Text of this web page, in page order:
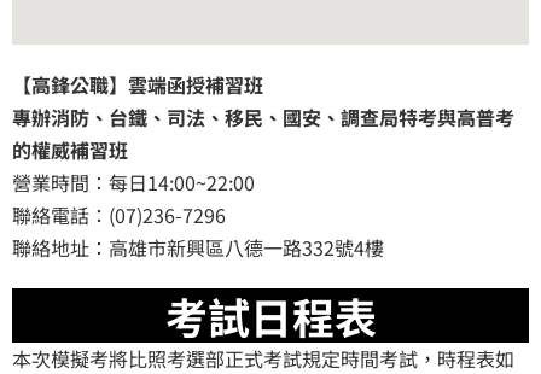
【高鋒公職】雲端函授補習班
專辦消防、台鐵、司法、移民、國安、調查局特考與高普考
的權威補習班
營業時間：每日14:00~22:00
聯絡電話：(07)236-7296
聯絡地址：高雄市新興區八德一路332號4樓
考試日程表
本次模擬考將比照考選部正式考試規定時間考試，時程表如